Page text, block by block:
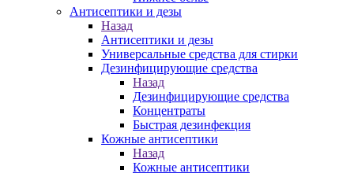
Антисептики и дезы
Назад
Антисептики и дезы
Универсальные средства для стирки
Дезинфицирующие средства
Назад
Дезинфицирующие средства
Концентраты
Быстрая дезинфекция
Кожные антисептики
Назад
Кожные антисептики